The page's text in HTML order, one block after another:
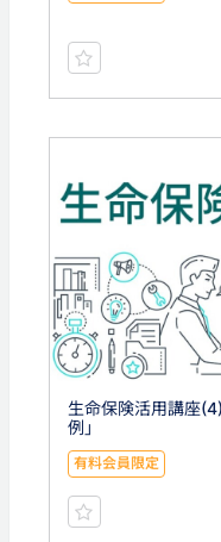
生命保険活用講座
例」
有料会員限定